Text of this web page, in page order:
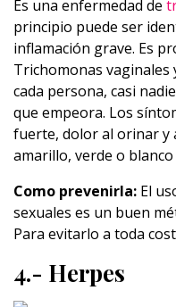
Es una enfermedad de
principio puede ser
inflamación grave. Es
Trichomonas vaginales
cada persona, casi
que empeora. Los
fuerte, dolor al orinar y
amarillo, verde o
Como prevenirla: El
sexuales es un buen
Para evitarlo a toda
4.- Herpes